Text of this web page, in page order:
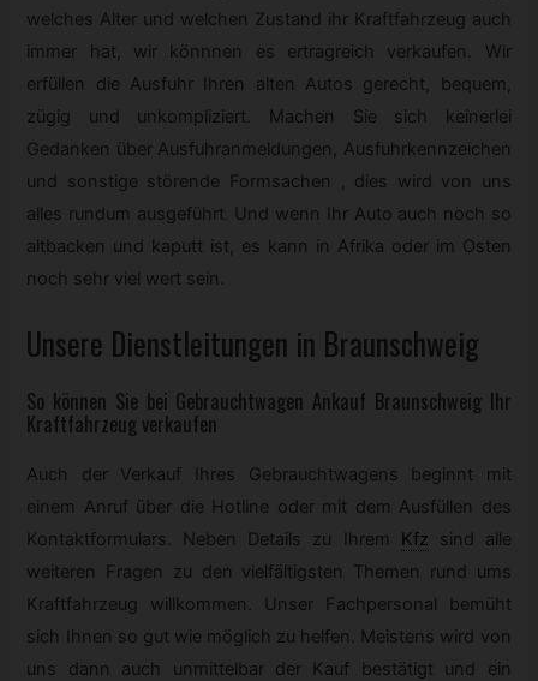
welches Alter und welchen Zustand ihr Kraftfahrzeug auch
immer hat, wir könnnen es ertragreich verkaufen. Wir
erfüllen die Ausfuhr Ihren alten Autos gerecht, bequem,
zügig und unkompliziert. Machen Sie sich keinerlei
Gedanken über Ausfuhranmeldungen, Ausfuhrkennzeichen
und sonstige störende Formsachen , dies wird von uns
alles rundum ausgeführt. Und wenn Ihr Auto auch noch so
altbacken und kaputt ist, es kann in Afrika oder im Osten
noch sehr viel wert sein.
Unsere Dienstleitungen in Braunschweig
So können Sie bei Gebrauchtwagen Ankauf Braunschweig Ihr
Kraftfahrzeug verkaufen
Auch der Verkauf Ihres Gebrauchtwagens beginnt mit
einem Anruf über die Hotline oder mit dem Ausfüllen des
Kontaktformulars. Neben Details zu Ihrem
Kfz
sind alle
weiteren Fragen zu den vielfältigsten Themen rund ums
Kraftfahrzeug willkommen. Unser Fachpersonal bemüht
sich Ihnen so gut wie möglich zu helfen. Meistens wird von
uns dann auch unmittelbar der Kauf bestätigt und ein